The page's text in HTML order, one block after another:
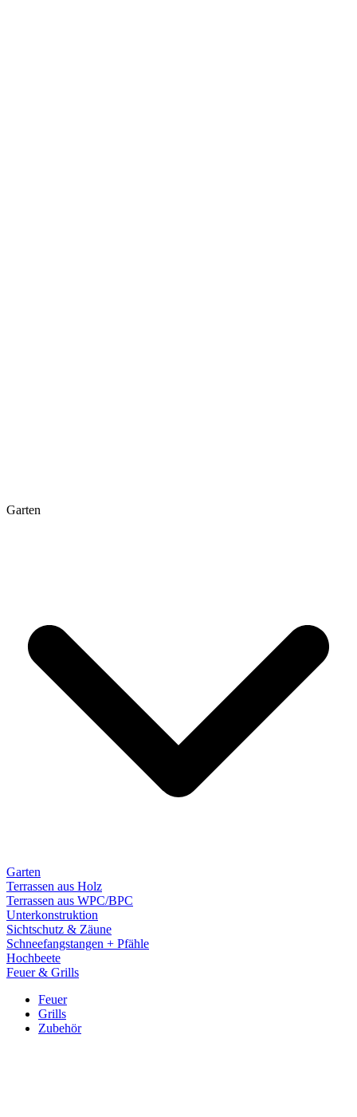
Garten
Garten
Terrassen aus Holz
Terrassen aus WPC/BPC
Unterkonstruktion
Sichtschutz & Zäune
Schneefangstangen + Pfähle
Hochbeete
Feuer & Grills
Feuer
Grills
Zubehör